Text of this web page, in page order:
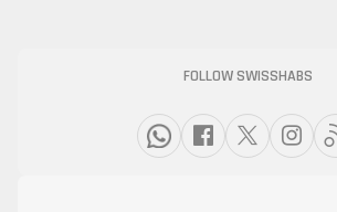
FOLLOW SWISSHABS